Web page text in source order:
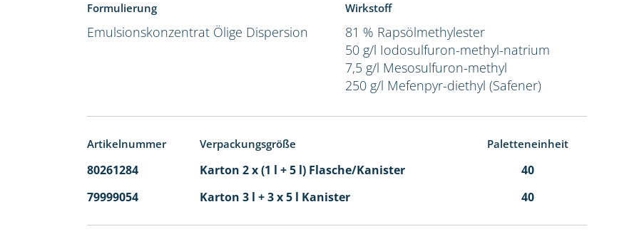
Formulierung
Emulsionskonzentrat Ölige Dispersion
Wirkstoff
81 % Rapsölmethylester
50 g/l Iodosulfuron-methyl-natrium
7,5 g/l Mesosulfuron-methyl
250 g/l Mefenpyr-diethyl (Safener)
Artikelnummer Verpackungsgröße Paletteneinheit
80261284 Karton 2 x (1 l + 5 l) Flasche/Kanister
40
79999054
Karton 3 l + 3 x 5 l Kanister 40